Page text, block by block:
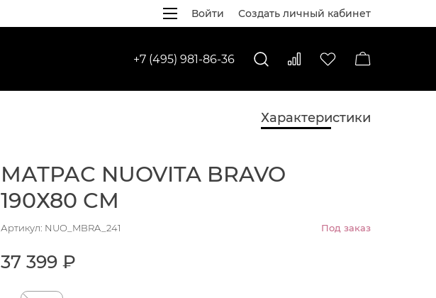
Войти Создать личный кабинет
+7 (495) 981-86-36
Характеристики
МАТРАС NUOVITA BRAVO
190Х80 СМ
Артикул: NUO_MBRA_241 Под заказ
37 399 ₽